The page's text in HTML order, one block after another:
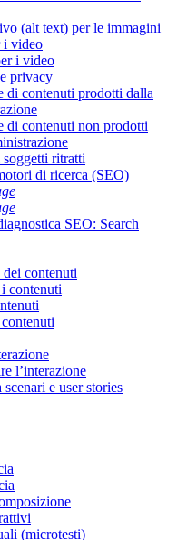
(alt text) per le immagini
i video
i video
privacy
di contenuti prodotti dalla
di contenuti non prodotti
ritratti
di ricerca (SEO)
SEO: Search
contenuti
contenuti
l’interazione
e user stories
(microtesti)